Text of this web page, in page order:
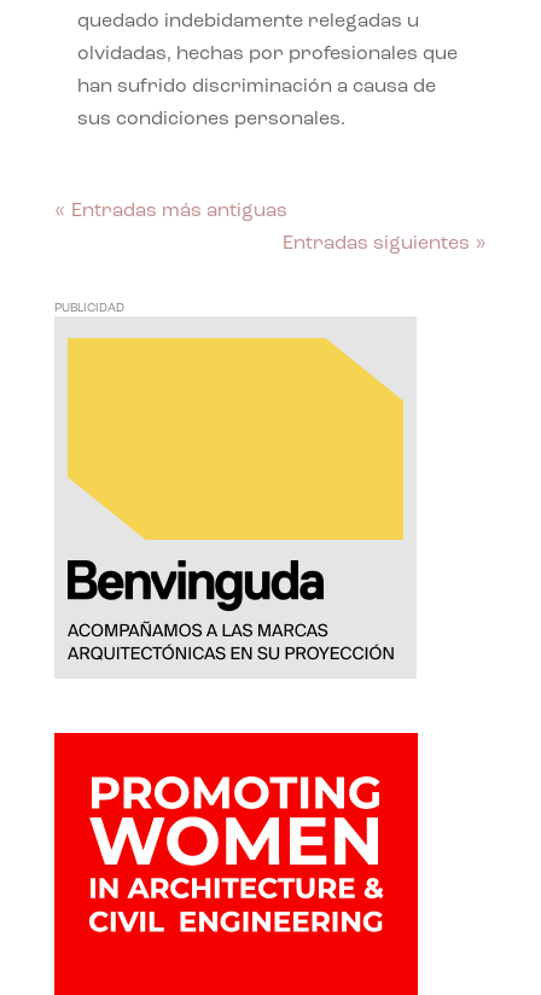
quedado indebidamente relegadas u
olvidadas, hechas por profesionales que
han sufrido discriminación a causa de
sus condiciones personales.
« Entradas más antiguas
Entradas siguientes »
PUBLICIDAD